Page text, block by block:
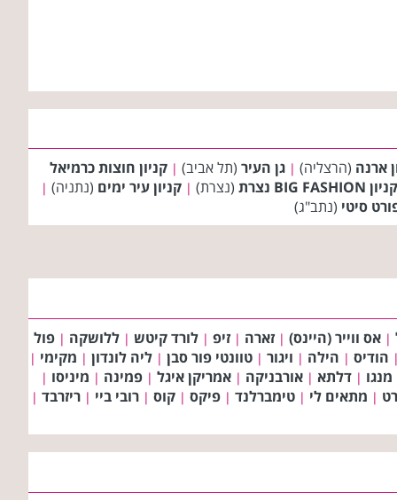
ארנה (הרצליה) | גן העיר (תל אביב) | קניון חוצות כרמיאל
קניון BIG FASHION נצרת (נצרת) | קניון עיר ימים (נתניה) |
סיטי (נתב"ג)
| אס ווייר (היינס) | זארה | זיפ | לורד קיטש | ללושקה | פול
| הודיס | הילה | ויגור | טוונטי פור סבן | ליה לונדון | מקימי |
מנגו | דלתא | אורבניקה | אמריקן איגל | פמינה | מיניסו |
| מתאים לי | טימברלנד | פיקס | קוס | רובי ביי | ריזרבד |